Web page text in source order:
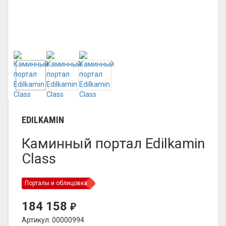
EDILKAMIN
Каминный портал Edilkamin
Class
Порталы и облицовка
184 158 ₽
Артикул: 00000994